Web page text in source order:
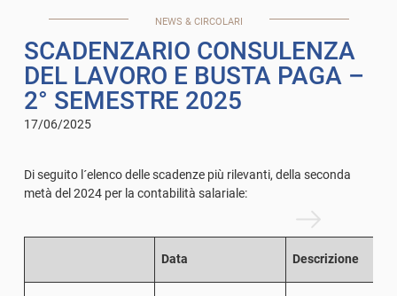
NEWS & CIRCOLARI
SCADENZARIO CONSULENZA
DEL LAVORO E BUSTA PAGA –
2° SEMESTRE 2025
17/06/2025
Di seguito l´elenco delle scadenze più rilevanti, della seconda
metà del 2024 per la contabilità salariale:
Data Descrizione